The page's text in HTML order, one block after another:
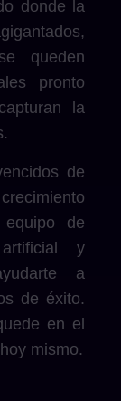
donde la
queden
pronto
la
de
de
y
a
de éxito.
en el
mismo.